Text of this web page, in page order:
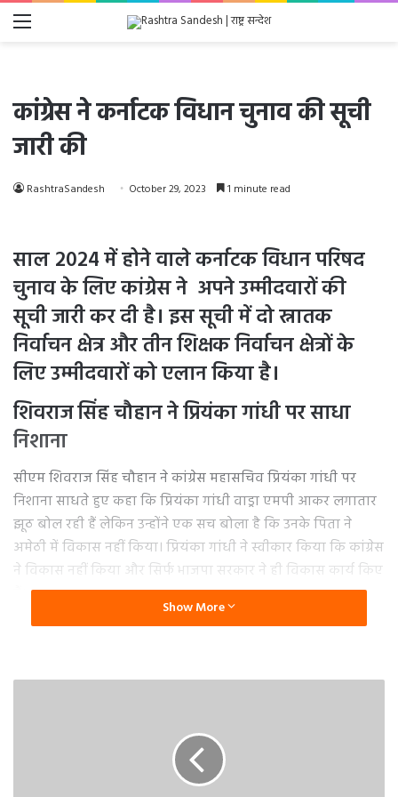
Menu
कांग्रेस ने कर्नाटक विधान चुनाव की सूची
जारी की
RashtraSandesh October 29, 2023 1 minute read
साल 2024 में होने वाले कर्नाटक विधान परिषद
चुनाव के लिए कांग्रेस ने अपने उम्मीदवारों की
सूची जारी कर दी है। इस सूची में दो स्नातक
निर्वाचन क्षेत्र और तीन शिक्षक निर्वाचन क्षेत्रों के
लिए उम्मीदवारों को एलान किया है।
शिवराज सिंह चौहान ने प्रियंका गांधी पर साधा
निशाना
सीएम शिवराज सिंह चौहान ने कांग्रेस महासचिव प्रियंका गांधी पर
निशाना साधते हुए कहा कि प्रियंका गांधी वाड्रा एमपी आकर लगातार
झूठ बोल रही हैं लेकिन उन्होंने एक सच बोला है कि उनके पिता ने
अमेठी में विकास नहीं किया। प्रियंका गांधी ने स्वीकार किया कि कांग्रेस
ने विकास नहीं किया और सिर्फ भाजपा सरकार ने ही विकास कार्य किए
भाजपा अध्यक्ष जेपी नड्डा रविवार को छत्तीसगढ़ के दौरे पर हैं। रायपुर में
घोटाला किया। खनन में घोटाला हुआ, रेत में, नौकरियों में घोटाला
हुआ। वह एक घोटाला सीएम हैं।
Show More